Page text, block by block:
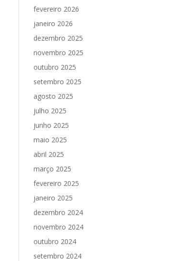
fevereiro 2026
janeiro 2026
dezembro 2025
novembro 2025
outubro 2025
setembro 2025
agosto 2025
julho 2025
junho 2025
maio 2025
abril 2025
março 2025
fevereiro 2025
janeiro 2025
dezembro 2024
novembro 2024
outubro 2024
setembro 2024